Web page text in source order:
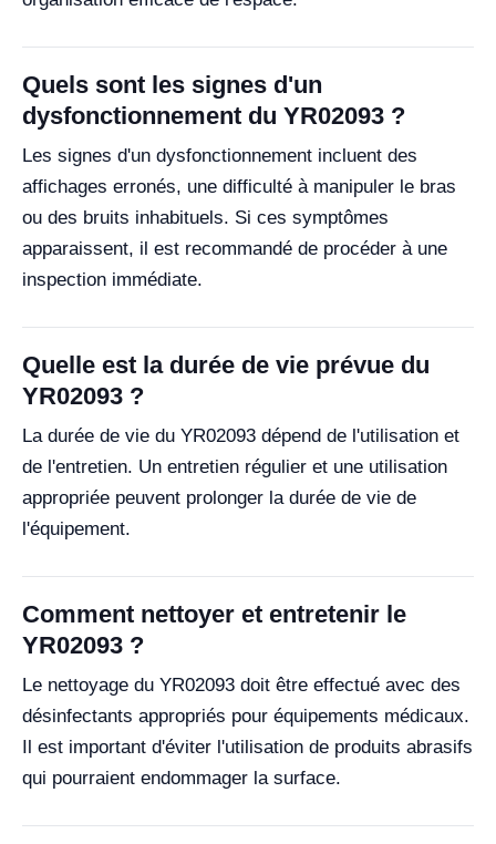
Quels sont les signes d'un
dysfonctionnement du YR02093 ?
Les signes d'un dysfonctionnement incluent des
affichages erronés, une difficulté à manipuler le bras
ou des bruits inhabituels. Si ces symptômes
apparaissent, il est recommandé de procéder à une
inspection immédiate.
Quelle est la durée de vie prévue du
YR02093 ?
La durée de vie du YR02093 dépend de l'utilisation et
de l'entretien. Un entretien régulier et une utilisation
appropriée peuvent prolonger la durée de vie de
l'équipement.
Comment nettoyer et entretenir le
YR02093 ?
Le nettoyage du YR02093 doit être effectué avec des
désinfectants appropriés pour équipements médicaux.
Il est important d'éviter l'utilisation de produits abrasifs
qui pourraient endommager la surface.